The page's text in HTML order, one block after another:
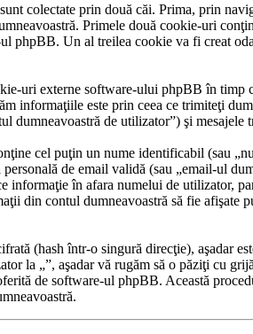
colectate prin două căi. Prima, prin
Primele două cookie-uri
phpBB. Un al treilea cookie va fi creat
uri externe software-ului phpBB în timp
informaţiile este prin ceea ce trimiteţi
dumneavoastră de utilizator”) şi
cel puţin un nume identificabil (sau
personală de email validă (sau „email-ul
informaţie în afara numelui de utilizator,
din contul dumneavoastră să fie afişate
(hash într-o singură direcţie), aşadar
la „”, aşadar vă rugăm să o păziţi cu
de software-ul phpBB. Această